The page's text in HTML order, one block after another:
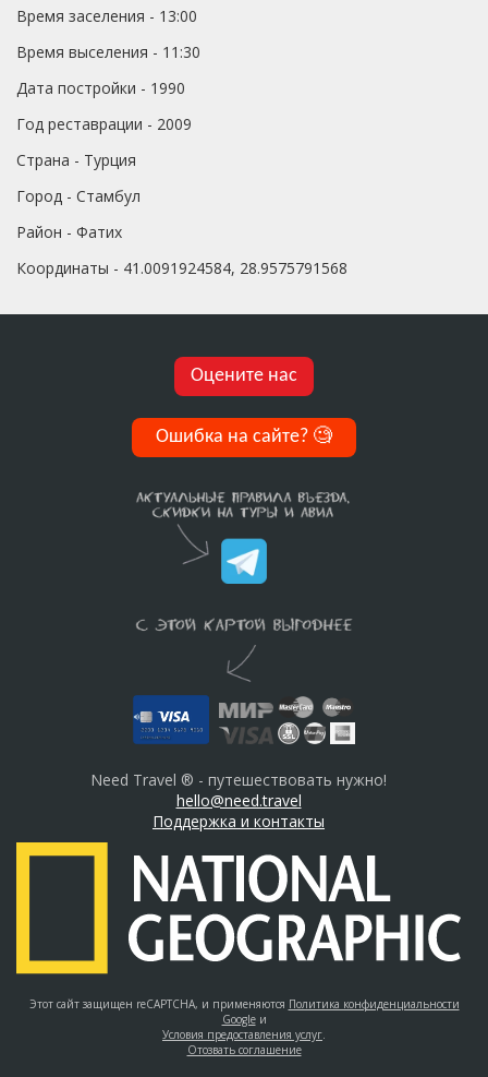
Время заселения - 13:00
Время выселения - 11:30
Дата постройки - 1990
Год реставрации - 2009
Страна - Турция
Город - Стамбул
Район - Фатих
Координаты - 41.0091924584, 28.9575791568
Оцените нас
Ошибка на сайте? 🧐
Need Travel ® - путешествовать нужно!
hello@need.travel
Поддержка и контакты
Этот сайт защищен reCAPTCHA, и применяются Политика конфиденциальности
Googleи
Условия предоставления услуг.
Отозвать соглашение